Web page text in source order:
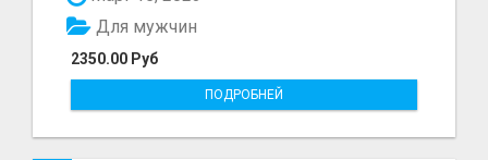
2350.00 Руб
Для мужчин
ПОДРОБНЕЙ